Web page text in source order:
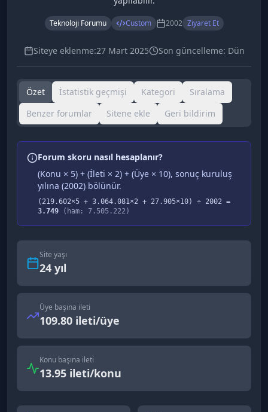
Teknoloji Forumu Custom 2002 Ziyaret Et
Siteye eklenme:27 Mart 2025 Son güncelleme: Dün
Özet İstatistik geçmişi Kategori
Sıralama
Benzer forumlar
Sitene ekle Geri bildirim
Forum skoru nasıl hesaplanır?
(Konu × 5) + (İleti × 2) + (Üye × 10), sonuç kuruluş
yılına (2002) bölünür.
( 219.602×5 + 3.064.081×2 + 27.905×10) ÷ 2002 =
3.749 (ham: 7.505.222)
Site yaşı
24 yıl
Üye başına ileti
109.80 ileti/üye
Konu başına ileti
13.95 ileti/konu